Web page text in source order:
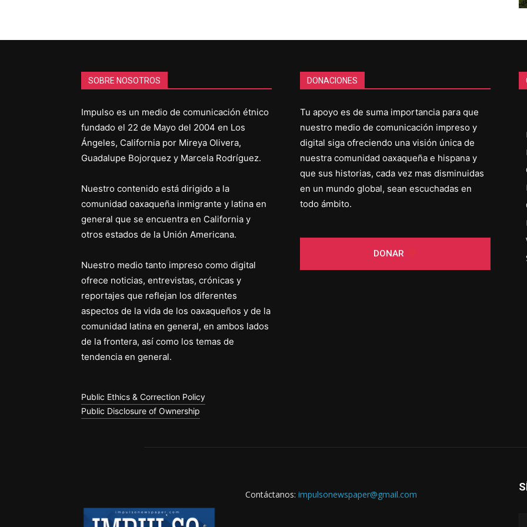
SOBRE NOSOTROS
Impulso es un medio de comunicación étnico
fundado el 22 de Mayo del 2004 en Los
Ángeles, California por Mireya Olivera,
Guadalupe Bojorquez y Marcela Rodríguez.
Nuestro contenido está dirigido a la
comunidad oaxaqueña inmigrante y latina en
general que se encuentra en California y
otros estados de la Unión Americana.
Nuestro medio tanto impreso como digital
ofrece noticias, entrevistas, crónicas y
reportajes que reflejan los diferentes
aspectos de la vida de los oaxaqueños y de la
comunidad latina en general, en ambos lados
de la frontera, así como los temas de
tendencia en general.
Public Ethics & Correction Policy
Public Disclosure of Ownership
DONACIONES
Tu apoyo es de suma importancia para que
nuestro medio de comunicación impreso y
digital siga ofreciendo una visión única de
nuestra comunidad oaxaqueña e hispana y
que sus historias, cada vez mas disminuidas
en un mundo global, sean escuchadas en
todo ámbito.
DONAR
Contáctanos: impulsonewspaper@gmail.com